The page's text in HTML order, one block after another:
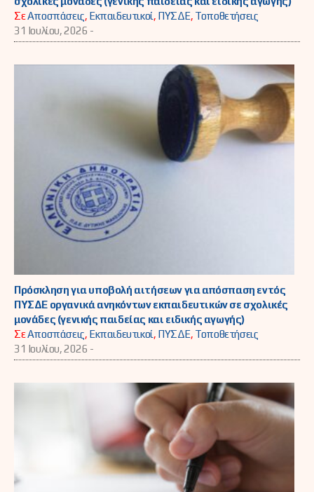
ΣεΑποσπάσεις, Εκπαιδευτικοί, ΠΥΣΔΕ, Τοποθετήσεις
31 Ιουλίου, 2026 -
Πρόσκληση για υποβολή αιτήσεων για απόσπαση εντός
ΠΥΣΔΕ οργανικά ανηκόντων εκπαιδευτικών σε σχολικές
μονάδες (γενικής παιδείας και ειδικής αγωγής)
ΣεΑποσπάσεις, Εκπαιδευτικοί, ΠΥΣΔΕ, Τοποθετήσεις
31 Ιουλίου, 2026 -